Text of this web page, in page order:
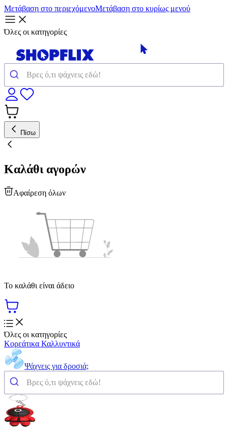
Μετάβαση στο περιεχόμενοΜετάβαση στο κυρίως μενού
Όλες οι κατηγορίες
Πίσω
Καλάθι αγορών
Αφαίρεση όλων
Το καλάθι είναι άδειο
Όλες οι κατηγορίες
Κορεάτικα Καλλυντικά
Ψάχνεις για δροσιά;